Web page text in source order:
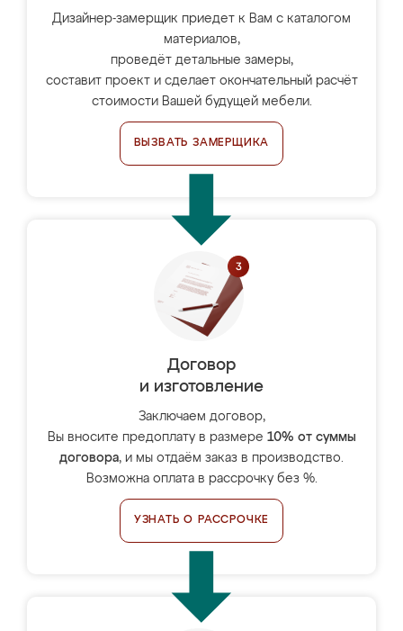
Дизайнер-замерщик приедет к Вам с каталогом
материалов,
проведёт детальные замеры,
составит проект и сделает окончательный расчёт
стоимости Вашей будущей мебели.
ВЫЗВАТЬ ЗАМЕРЩИКА
Договор
и изготовление
Заключаем договор,
Вы вносите предоплату в размере 10% от суммы
договора, и мы отдаём заказ в производство.
Возможна оплата в рассрочку без %.
УЗНАТЬ О РАССРОЧКЕ